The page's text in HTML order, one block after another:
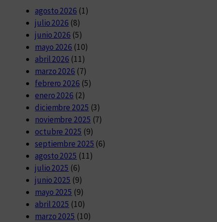
agosto 2026 (1)
julio 2026 (8)
junio 2026 (5)
mayo 2026 (10)
abril 2026 (11)
marzo 2026 (7)
febrero 2026 (5)
enero 2026 (2)
diciembre 2025 (3)
noviembre 2025 (7)
octubre 2025 (9)
septiembre 2025 (6)
agosto 2025 (11)
julio 2025 (6)
junio 2025 (9)
mayo 2025 (9)
abril 2025 (10)
marzo 2025 (10)